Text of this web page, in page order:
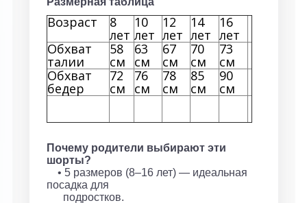
Возраст 8
лет
10
лет
12
лет
14
лет
16
лет
Обхват
талии
58
см
63
см
67
см
70
см
73
см
Обхват
бедер
72
см
76
см
78
см
85
см
90
см
Почему родители выбирают эти
шорты?
• 5 размеров (8–16 лет) — идеальная
посадка для
подростков.